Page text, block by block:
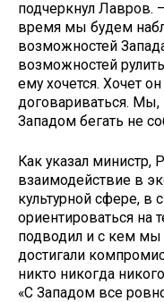
подчеркнул Лавров.
время мы будем
возможностей
возможностей
ему хочется. Хочет
договариваться. Мы,
Западом бегать не
Как указал министр,
взаимодействие в
культурной сфере, в
ориентироваться на
подводил и с кем
достигали
никто никогда
«С Западом все